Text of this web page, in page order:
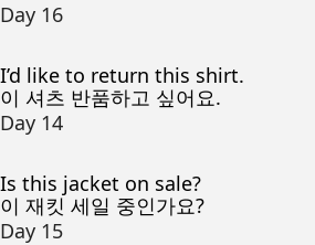
Day 16
I’d like to return this shirt.
이 셔츠 반품하고 싶어요.
Day 14
Is this jacket on sale?
이 재킷 세일 중인가요?
Day 15